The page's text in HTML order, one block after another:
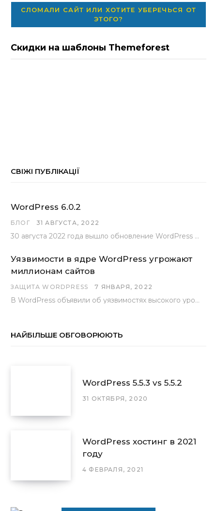
СЛОМАЛИ САЙТ ИЛИ ХОТИТЕ УБЕРЕЧЬСЯ ОТ
ЭТОГО?
Скидки на шаблоны Themeforest
СВІЖІ ПУБЛІКАЦІЇ
WordPress 6.0.2
БЛОГ 31 АВГУСТА, 2022
30 августа 2022 года вышло обновление WordPress под номером 6.0.2 . Эта версия доступна для скачивания с сайта wordpress.org…
Уязвимости в ядре WordPress угрожают
миллионам сайтов
ЗАЩИТА WORDPRESS 7 ЯНВАРЯ, 2022
В WordPress объявили об уязвимостях высокого уровня, найденных основной командой разработчиков. В сообщении говорится, что…
НАЙБІЛЬШЕ ОБГОВОРЮЮТЬ
WordPress 5.5.3 vs 5.5.2
31 ОКТЯБРЯ, 2020
WordPress хостинг в 2021
году
4 ФЕВРАЛЯ, 2021